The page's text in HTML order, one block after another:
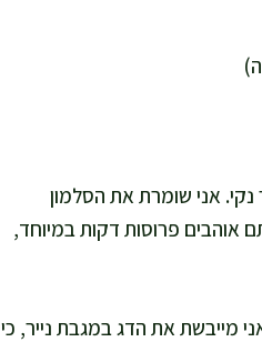
אני שומרת את הסלמון
אוהבים פרוסות דקות במיוחד,
מייבשת את הדג במגבת נייר, כי